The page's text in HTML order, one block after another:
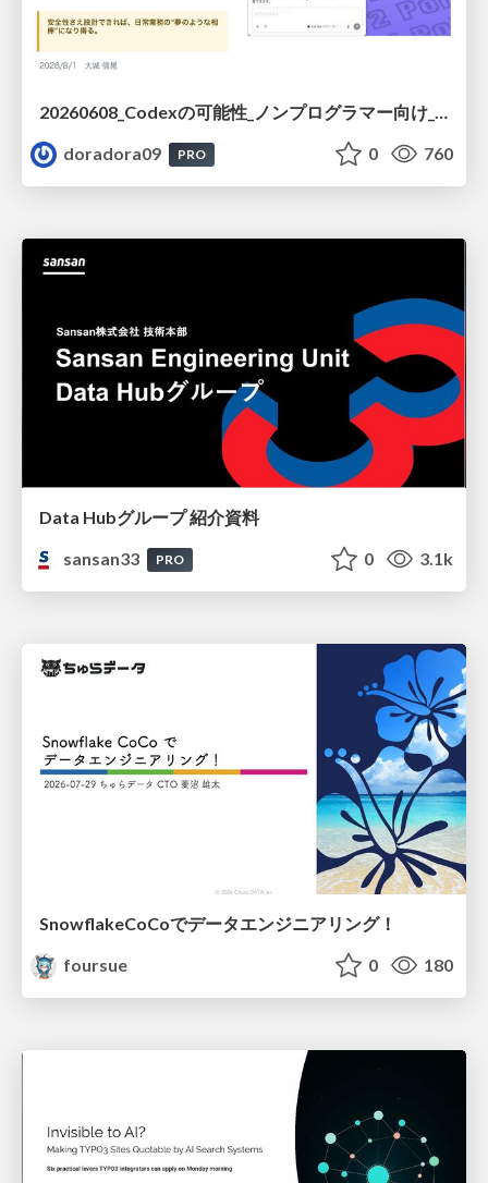
20260608_Codexの可能性_ノンプログラマー向け_大城追記
doradora09
PRO 0 760
Data Hubグループ 紹介資料
sansan33
PRO 0 3.1k
SnowflakeCoCoでデータエンジニアリング！
foursue
0 180